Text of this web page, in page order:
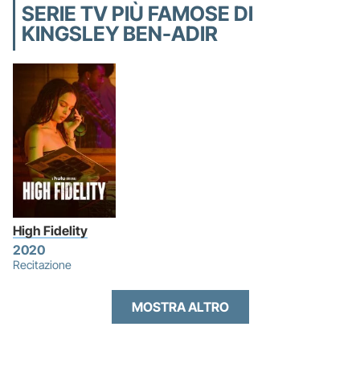
SERIE TV PIÙ FAMOSE DI
KINGSLEY BEN-ADIR
High Fidelity
2020
Recitazione
MOSTRA ALTRO